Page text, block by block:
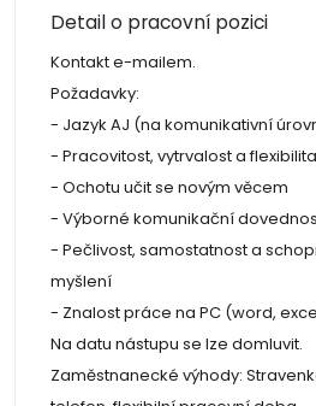
Detail o pracovní pozici
Kontakt e-mailem.
Požadavky:
- Jazyk AJ (na komunikativní
- Pracovitost, vytrvalost a flexibilita
- Ochotu učit se novým věcem
- Výborné komunikační
- Pečlivost, samostatnost a
myšlení
- Znalost práce na PC (word,
Na datu nástupu se lze domluvit.
Zaměstnanecké výhody: